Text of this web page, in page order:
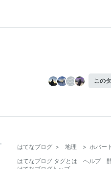
この
はてなブログ > 地理 > ホバート
はてなブログ タグとは
ヘルプ